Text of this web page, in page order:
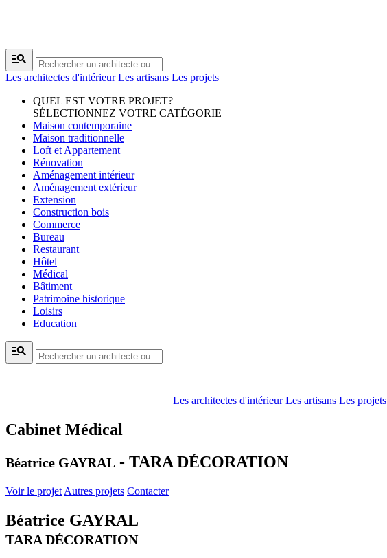
manage_search
Les architectes d'intérieur Les artisans Les projets
QUEL EST VOTRE PROJET?
SÉLECTIONNEZ VOTRE CATÉGORIE
Maison contemporaine
Maison traditionnelle
Loft et Appartement
Rénovation
Aménagement intérieur
Aménagement extérieur
Extension
Construction bois
Commerce
Bureau
Restaurant
Hôtel
Médical
Bâtiment
Patrimoine historique
Loisirs
Education
manage_search
Les architectes d'intérieur Les artisans Les projets
Cabinet Médical
Béatrice GAYRAL - TARA DÉCORATION
Voir le projet Autres projets Contacter
Béatrice GAYRAL
TARA DÉCORATION